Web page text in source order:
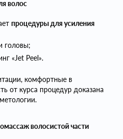
волос
процедуры для усиления
головы;
«Jet Peel».
комфортные в
от курса процедур доказана
волосистой части